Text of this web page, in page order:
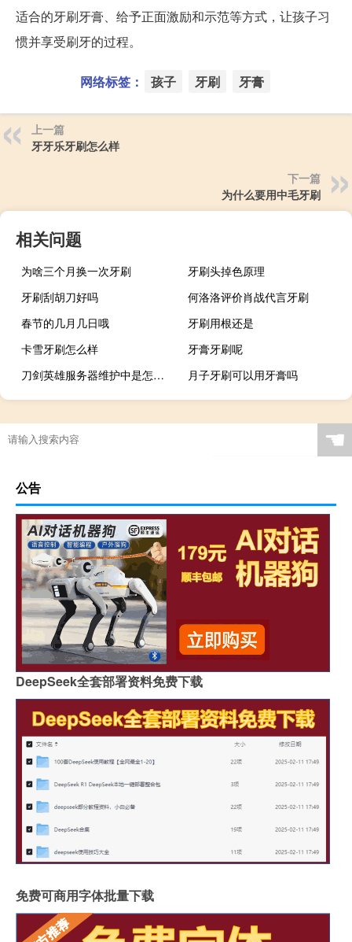
适合的牙刷牙膏、给予正面激励和示范等方式，让孩子习
惯并享受刷牙的过程。
网络标签： 孩子 牙刷 牙膏
上一篇
牙牙乐牙刷怎么样
下一篇
为什么要用中毛牙刷
相关问题
为啥三个月换一次牙刷
牙刷头掉色原理
牙刷刮胡刀好吗
何洛洛评价肖战代言牙刷
春节的几月几日哦
牙刷用根还是
卡雪牙刷怎么样
牙膏牙刷呢
刀剑英雄服务器维护中是怎么回事（刀剑2维护）
月子牙刷可以用牙膏吗
☚
公告
DeepSeek全套部署资料免费下载
免费可商用字体批量下载